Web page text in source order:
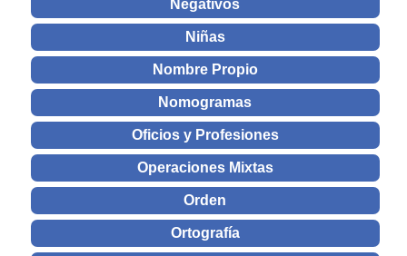
Negativos
Niñas
Nombre Propio
Nomogramas
Oficios y Profesiones
Operaciones Mixtas
Orden
Ortografía